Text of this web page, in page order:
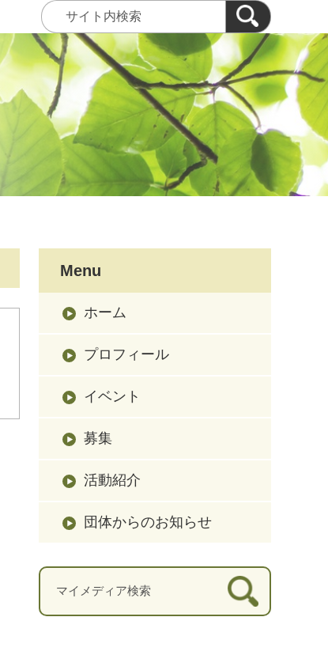
Menu
ホーム
プロフィール
イベント
募集
活動紹介
団体からのお知らせ